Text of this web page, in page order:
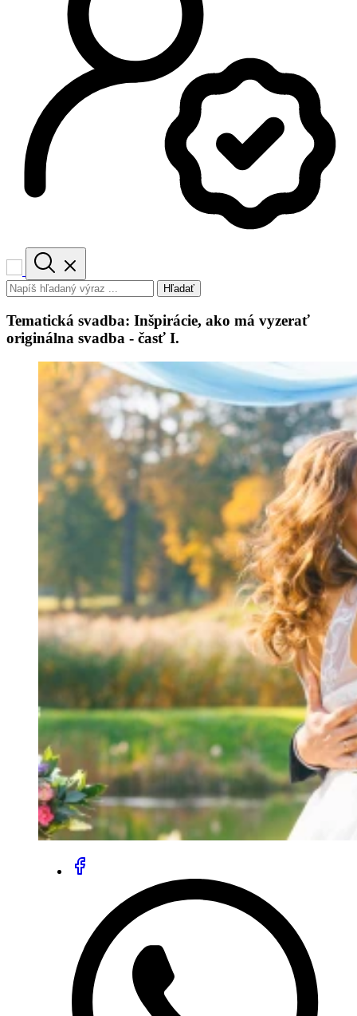
Hľadať
Tematická svadba: Inšpirácie, ako má vyzerať
originálna svadba - časť I.